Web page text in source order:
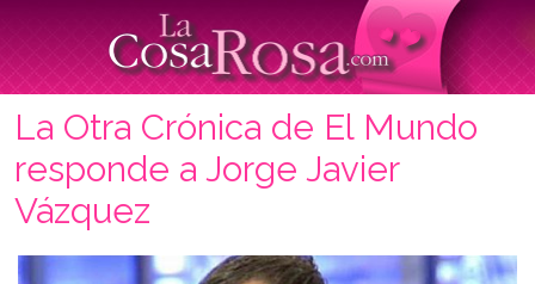
La Otra Crónica de El Mundo
responde a Jorge Javier
Vázquez